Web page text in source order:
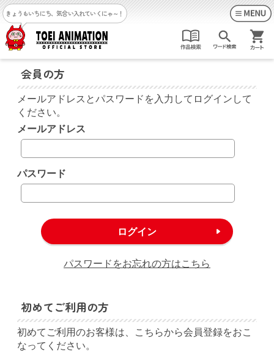
きょうもいちにち、気合い入れていくにゃ～！
会員の方
メールアドレスとパスワードを入力してログインして
ください。
メールアドレス
パスワード
パスワードをお忘れの方はこちら
初めてご利用の方
初めてご利用のお客様は、こちらから会員登録をおこ
なってください。